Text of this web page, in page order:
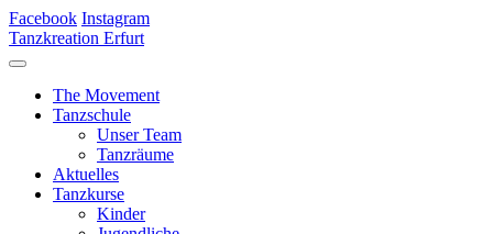
Facebook Instagram
Tanzkreation Erfurt
The Movement
Tanzschule
Unser Team
Tanzräume
Aktuelles
Tanzkurse
Kinder